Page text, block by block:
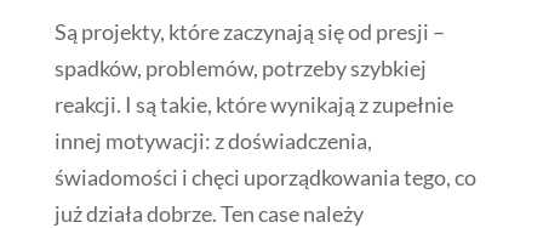
Są projekty, które zaczynają się od presji –
spadków, problemów, potrzeby szybkiej
reakcji. I są takie, które wynikają z zupełnie
innej motywacji: z doświadczenia,
świadomości i chęci uporządkowania tego, co
już działa dobrze. Ten case należy